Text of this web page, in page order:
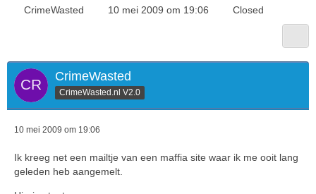
CrimeWasted 10 mei 2009 om 19:06 Closed
CrimeWasted
CrimeWasted.nl V2.0
10 mei 2009 om 19:06
Ik kreeg net een mailtje van een maffia site waar ik me ooit lang
geleden heb aangemelt.